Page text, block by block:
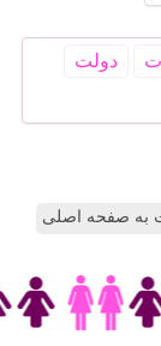
دولت
به صفحه اصلی